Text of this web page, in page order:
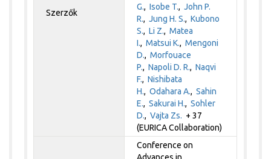
Szerzők
G.,Isobe T.,John P.
R.,Jung H. S.,Kubono
S.,Li Z.,Matea
I.,Matsui K.,Mengoni
D.,Morfouace
P.,Napoli D. R.,Naqvi
F.,Nishibata
H.,Odahara A.,Sahin
E.,Sakurai H.,Sohler
D.,Vajta Zs. + 37
(EURICA Collaboration)
Conference on
Advances in